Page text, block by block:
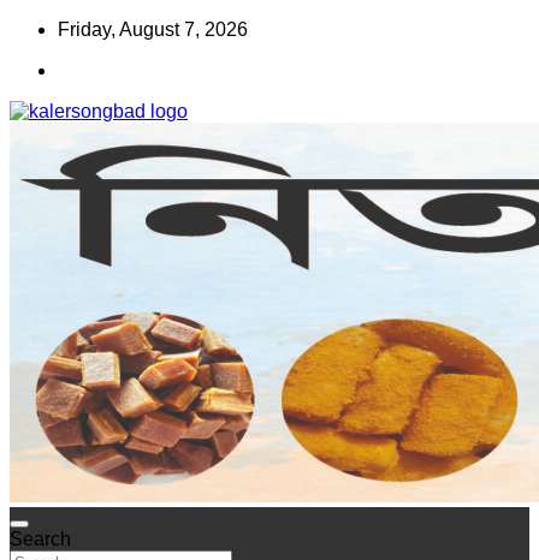
Skip
content
Friday, August 7, 2026
কালের সংবাদ
www.kalersongbad.com
Search